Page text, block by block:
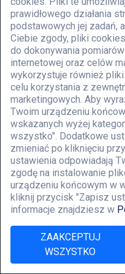
prawidłowego działania
podstawowych jej zadań,
Ciebie zgody, pliki
do dokonywania
internetowej oraz celów
wykorzystuje również
celu korzystania z
marketingowych. Aby
Twoim urządzeniu
wskazanych wyżej
wszystko". Dodatkowe
zmieniać po kliknięciu
ustawienia odpowiadają
zgodę na instalowanie
urządzeniu końcowym w
kliknij przycisk "Zapisz
informacje znajdziesz w
ZAAKCEPTUJ
WSZYSTKO
zielonym . Zaprojektowane i
niezawodne .Gumowa wykładzina
blaty szafek oraz mata ochronna
zabezpieczenie przed zniszczeniem.
Produkt doskonale sprawdza przy
Stół pod komputer i trzecią fazę do
Katalog i foto -https://youtu.be/
Szafka pod FSA diagnoskop Bosch
wysokiej jakości blachy stalowej o
procesów
chemicznych mających na celu
malowaniu w technologii
niezawodne .Gumowa wykładzina